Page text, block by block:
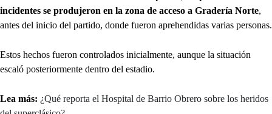
incidentes se produjeron en la zona de acceso a Gradería Norte,
antes del inicio del partido, donde fueron aprehendidas varias personas.
Estos hechos fueron controlados inicialmente, aunque la situación
escaló posteriormente dentro del estadio.
Lea más: ¿Qué reporta el Hospital de Barrio Obrero sobre los heridos